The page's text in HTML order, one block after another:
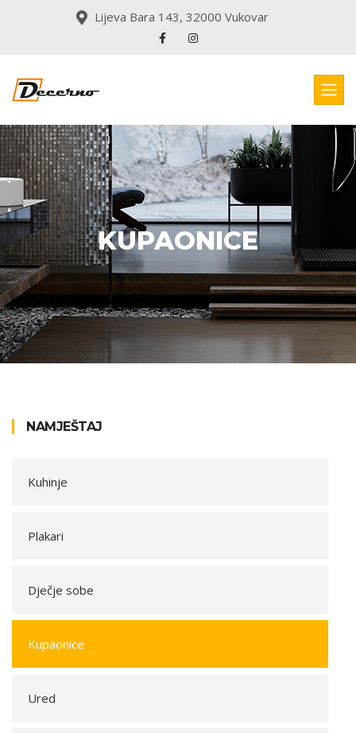
Lijeva Bara 143, 32000 Vukovar
KUPAONICE
NAMJEŠTAJ
Kuhinje
Plakari
Dječje sobe
Kupaonice
Ured